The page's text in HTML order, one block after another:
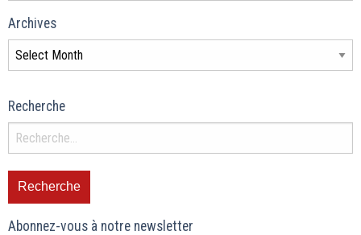
Archives
Recherche
Abonnez-vous à notre newsletter